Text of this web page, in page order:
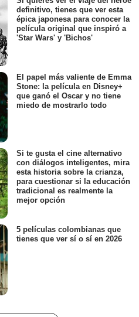
definitivo, tienes que ver esta
épica japonesa para conocer la
película original que inspiró a
'Star Wars' y 'Bichos'
El papel más valiente de Emma
Stone: la película en Disney+
que ganó el Oscar y no tiene
miedo de mostrarlo todo
Si te gusta el cine alternativo
con diálogos inteligentes, mira
esta historia sobre la crianza,
para cuestionar si la educación
tradicional es realmente la
mejor opción
5 películas colombianas que
tienes que ver sí o sí en 2026